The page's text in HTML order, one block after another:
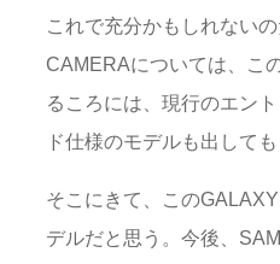
これで充分かもしれない
CAMERAについては、こ
るころには、現行のエン
ド仕様のモデルも出しても
そこにきて、この
デルだと思う。今後、